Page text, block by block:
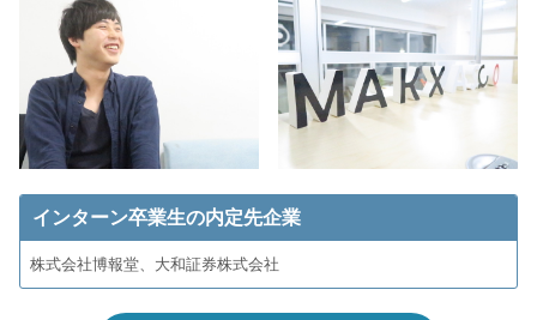
インターン卒業生の内定先企業
株式会社博報堂、大和証券株式会社